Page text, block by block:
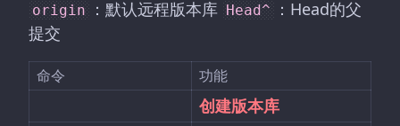
origin ：默认远程版本库 Head^ ：Head的父
提交
命令 功能
创建版本库